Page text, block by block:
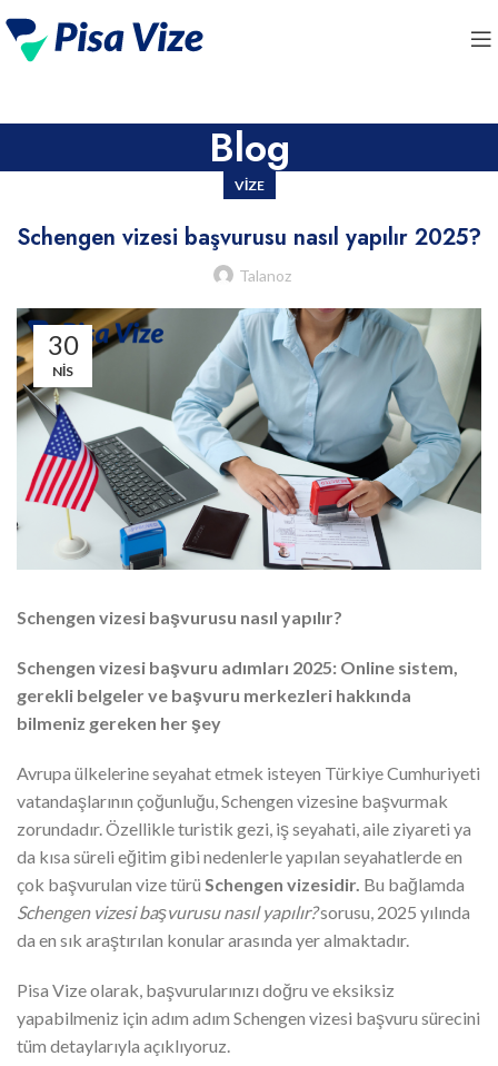
Blog
VIZE
Schengen vizesi başvurusu nasıl yapılır 2025?
Talanoz
30
NIS
Schengen vizesi başvurusu nasıl yapılır?
Schengen vizesi başvuru adımları 2025: Online sistem,
gerekli belgeler ve başvuru merkezleri hakkında
bilmeniz gereken her şey
Avrupa ülkelerine seyahat etmek isteyen Türkiye Cumhuriyeti
vatandaşlarının çoğunluğu, Schengen vizesine başvurmak
zorundadır. Özellikle turistik gezi, iş seyahati, aile ziyareti ya
da kısa süreli eğitim gibi nedenlerle yapılan seyahatlerde en
çok başvurulan vize türü Schengen vizesidir. Bu bağlamda
Schengen vizesi başvurusu nasıl yapılır?sorusu, 2025 yılında
da en sık araştırılan konular arasında yer almaktadır.
Pisa Vize olarak, başvurularınızı doğru ve eksiksiz
yapabilmeniz için adım adım Schengen vizesi başvuru sürecini
tüm detaylarıyla açıklıyoruz.